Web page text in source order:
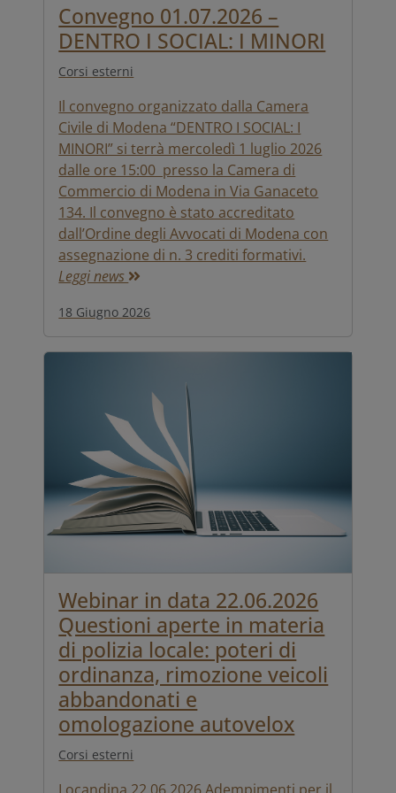
Convegno 01.07.2026 –
DENTRO I SOCIAL: I MINORI
Corsi esterni
Il convegno organizzato dalla Camera
Civile di Modena “DENTRO I SOCIAL: I
MINORI” si terrà mercoledì 1 luglio 2026
dalle ore 15:00 presso la Camera di
Commercio di Modena in Via Ganaceto
134. Il convegno è stato accreditato
dall’Ordine degli Avvocati di Modena con
assegnazione di n. 3 crediti formativi.
Leggi news
18 Giugno 2026
Webinar in data 22.06.2026
Questioni aperte in materia
di polizia locale: poteri di
ordinanza, rimozione veicoli
abbandonati e
omologazione autovelox
Corsi esterni